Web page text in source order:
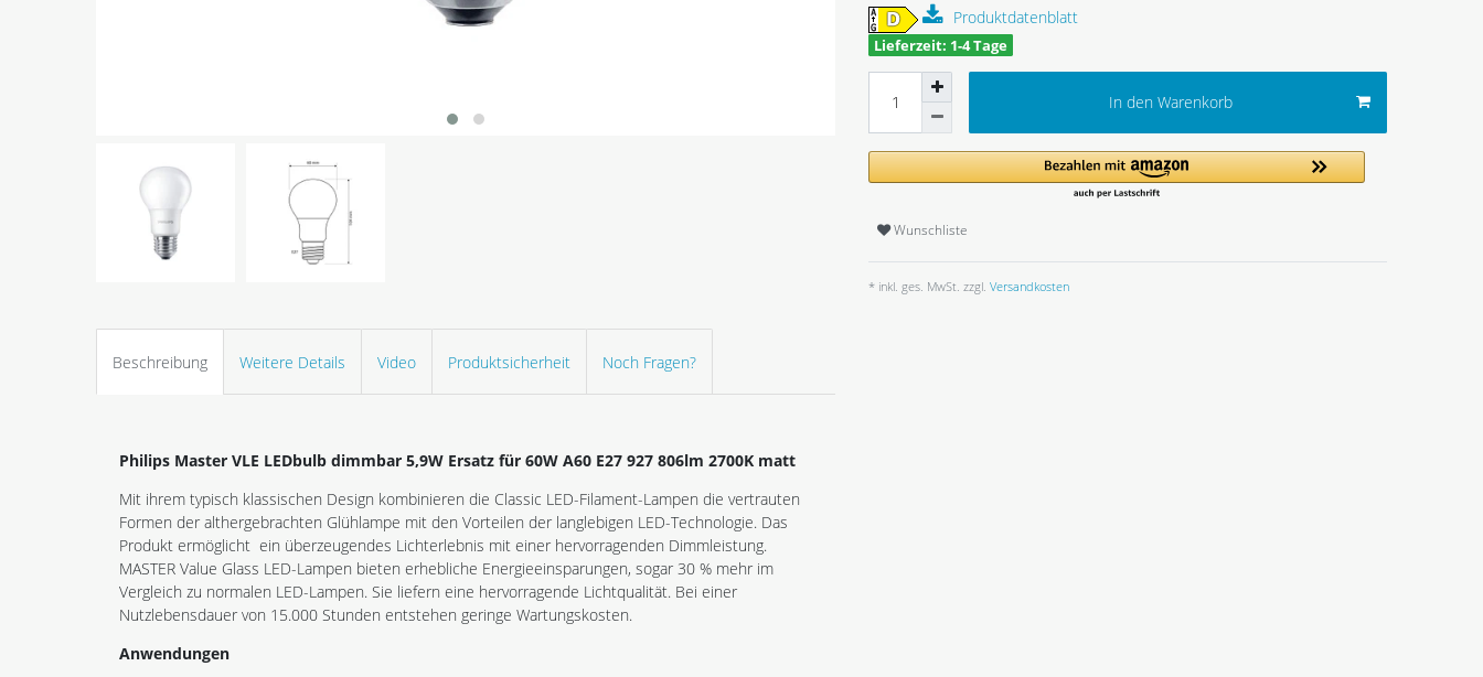
Beschreibung Weitere Details Video Produktsicherheit Noch Fragen?
Philips Master VLE LEDbulb dimmbar 5,9W Ersatz für 60W A60 E27 927 806lm 2700K matt
Mit ihrem typisch klassischen Design kombinieren die Classic LED-Filament-Lampen die vertrauten
Formen der althergebrachten Glühlampe mit den Vorteilen der langlebigen LED-Technologie. Das
Produkt ermöglicht ein überzeugendes Lichterlebnis mit einer hervorragenden Dimmleistung.
MASTER Value Glass LED-Lampen bieten erhebliche Energieeinsparungen, sogar 30 % mehr im
Vergleich zu normalen LED-Lampen. Sie liefern eine hervorragende Lichtqualität. Bei einer
Nutzlebensdauer von 15.000 Stunden entstehen geringe Wartungskosten.
Anwendungen
Produktdatenblatt
Lieferzeit: 1-4 Tage
In den Warenkorb
Wunschliste
* inkl. ges. MwSt. zzgl. Versandkosten